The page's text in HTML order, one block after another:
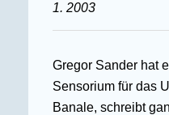
1. 2003
Gregor Sander hat
Sensorium für das
Banale, schreibt